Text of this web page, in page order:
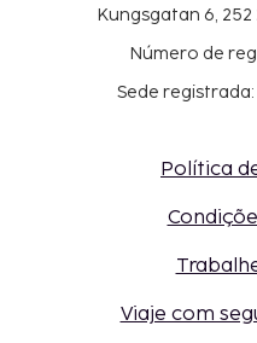
Kungsgatan 6, 252
Número de
Sede
Política
Viaje com